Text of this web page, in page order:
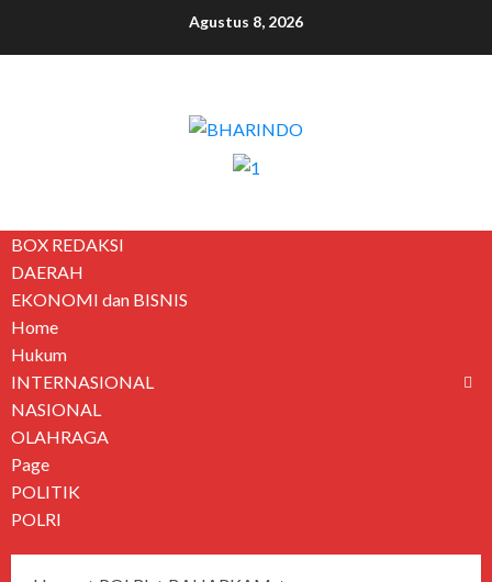
Agustus 8, 2026
BOX REDAKSI
DAERAH
EKONOMI dan BISNIS
Home
Hukum
INTERNASIONAL
NASIONAL
OLAHRAGA
Page
POLITIK
POLRI